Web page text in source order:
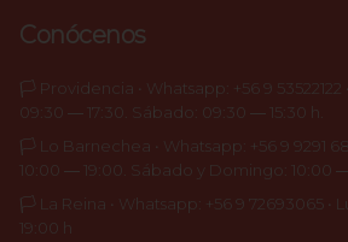
Conócenos
🏳️ Providencia • Whatsapp: +56 9 53522122
09:30 ― 17:30. Sábado: 09:30 ― 15:30 h.
🏳️ Lo Barnechea • Whatsapp: +56 9 9291
10:00 ― 19:00. Sábado y Domingo: 10:00 ―
🏳️ La Reina • Whatsapp: +56 9 72693065 •
19:00 h